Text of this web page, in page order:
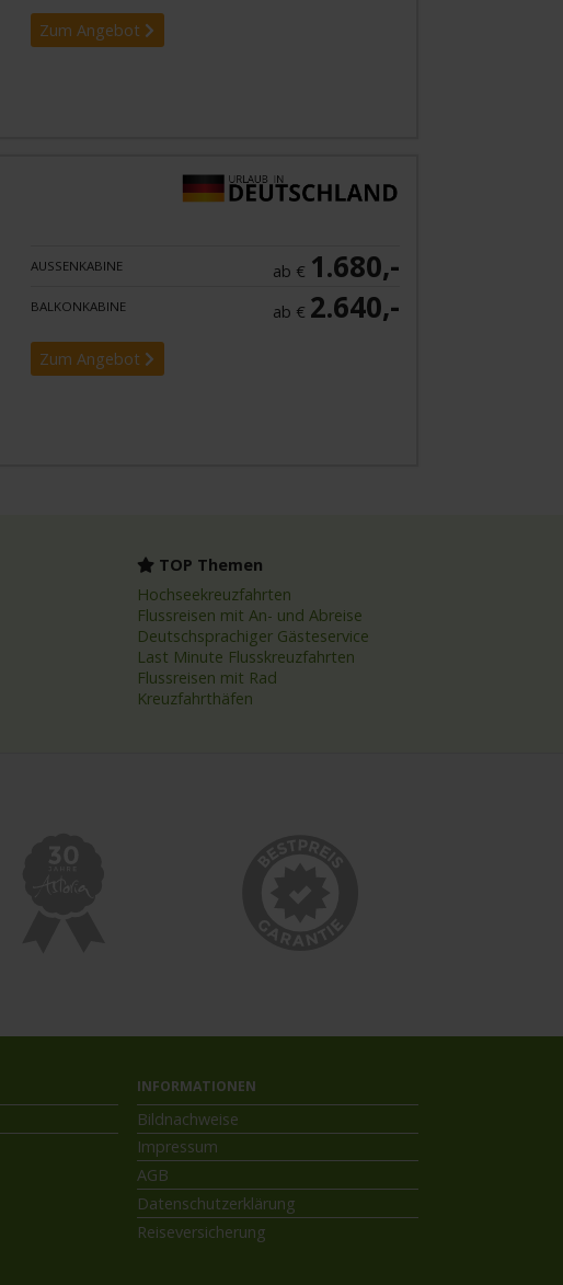
Zum Angebot
AUSSENKABINE ab € 1.680,-
BALKONKABINE ab € 2.640,-
Zum Angebot
TOP Themen
Hochseekreuzfahrten
Flussreisen mit An- und Abreise
Deutschsprachiger Gästeservice
Last Minute Flusskreuzfahrten
Flussreisen mit Rad
Kreuzfahrthäfen
INFORMATIONEN
Bildnachweise
Impressum
AGB
Datenschutzerklärung
Reiseversicherung